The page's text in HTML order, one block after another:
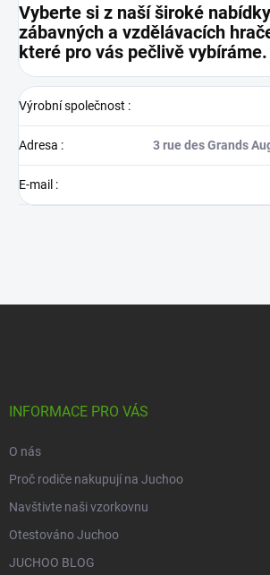
Vyberte si z naší široké
zábavných a vzdělávacích
které pro vás pečlivě vybíráme.
Výrobní společnost :
Adresa : 3 rue des Grands
E-mail :
INFORMACE PRO VÁS
O nás
Proč rodiče nakupují na Juchoo
Navštivte naši vzorkovnu
Otestováno Juchoo
JUCHOO BLOG